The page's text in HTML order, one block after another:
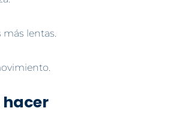
más lentas.
hacer